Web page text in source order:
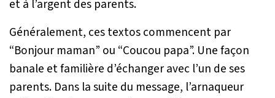
et à l’argent des parents.
Généralement, ces textos commencent par
“Bonjour maman” ou “Coucou papa”. Une façon
banale et familière d’échanger avec l’un de ses
parents. Dans la suite du message, l’arnaqueur